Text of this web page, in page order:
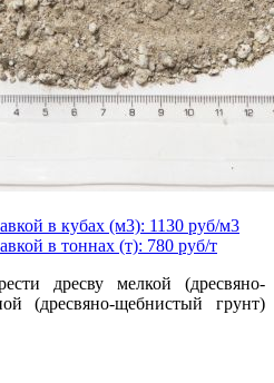
в кубах (м3): 1130 руб/м3
в тоннах (т): 780 руб/т
дресву мелкой (дресвяно-
(дресвяно-щебнистый грунт)